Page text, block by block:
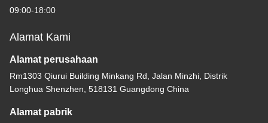
09:00-18:00
Alamat Kami
Alamat perusahaan
Rm1303 Qiurui Building Minkang Rd, Jalan Minzhi, Distrik
Longhua Shenzhen, 518131 Guangdong China
Alamat pabrik